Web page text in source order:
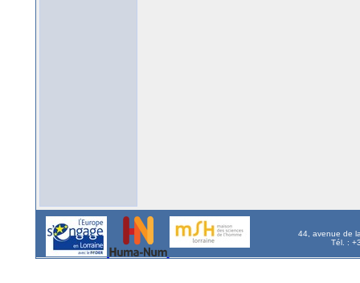
44, avenue de
Tél. :